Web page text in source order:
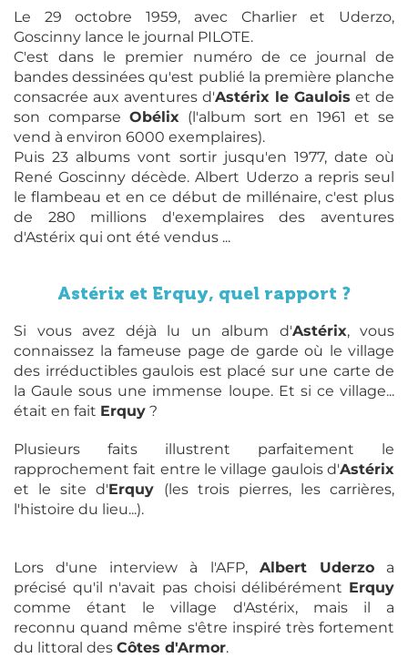
Le 29 octobre 1959, avec Charlier et Uderzo,
Goscinny lance le journal PILOTE.
C'est dans le premier numéro de ce journal de
bandes dessinées qu'est publié la première planche
consacrée aux aventures d'Astérix le Gaulois et de
son comparse Obélix(l'album sort en 1961 et se
vend à environ 6000 exemplaires).
Puis 23 albums vont sortir jusqu'en 1977, date où
René Goscinny décède. Albert Uderzo a repris seul
le flambeau et en ce début de millénaire, c'est plus
de 280 millions d'exemplaires des aventures
d'Astérix qui ont été vendus ...
Astérix et Erquy, quel rapport ?
Si vous avez déjà lu un album d'Astérix, vous
connaissez la fameuse page de garde où le village
des irréductibles gaulois est placé sur une carte de
la Gaule sous une immense loupe. Et si ce village...
était en fait Erquy ?
Plusieurs faits illustrent parfaitement le
rapprochement fait entre le village gaulois d'Astérix
et le site d'Erquy (les trois pierres, les carrières,
l'histoire du lieu...).
Lors d'une interview à l'AFP, Albert Uderzoa
précisé qu'il n'avait pas choisi délibérément Erquy
comme étant le village d'Astérix, mais il a
reconnu quand même s'être inspiré très fortement
du littoral des Côtes d'Armor.